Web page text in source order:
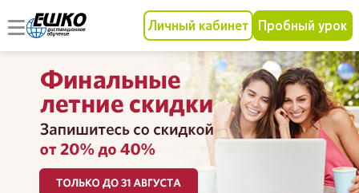
Личный кабинет Пробный урок